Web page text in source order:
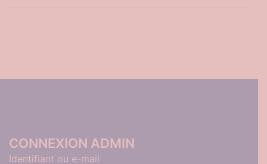
CONNEXION ADMIN
Identifiant ou e-mail